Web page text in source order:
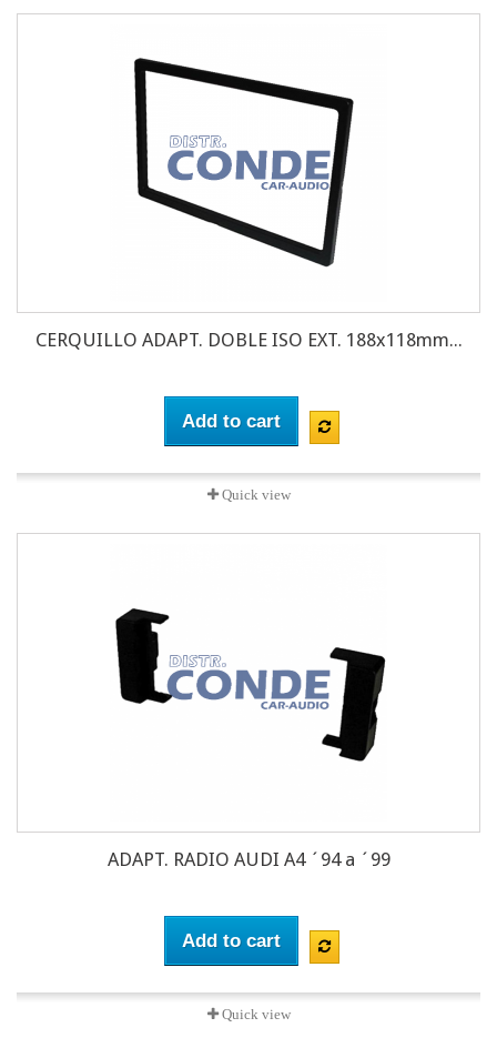
CERQUILLO ADAPT. DOBLE ISO EXT. 188x118mm...
Add to cart
Quick view
ADAPT. RADIO AUDI A4 ´94 a ´99
Add to cart
Quick view